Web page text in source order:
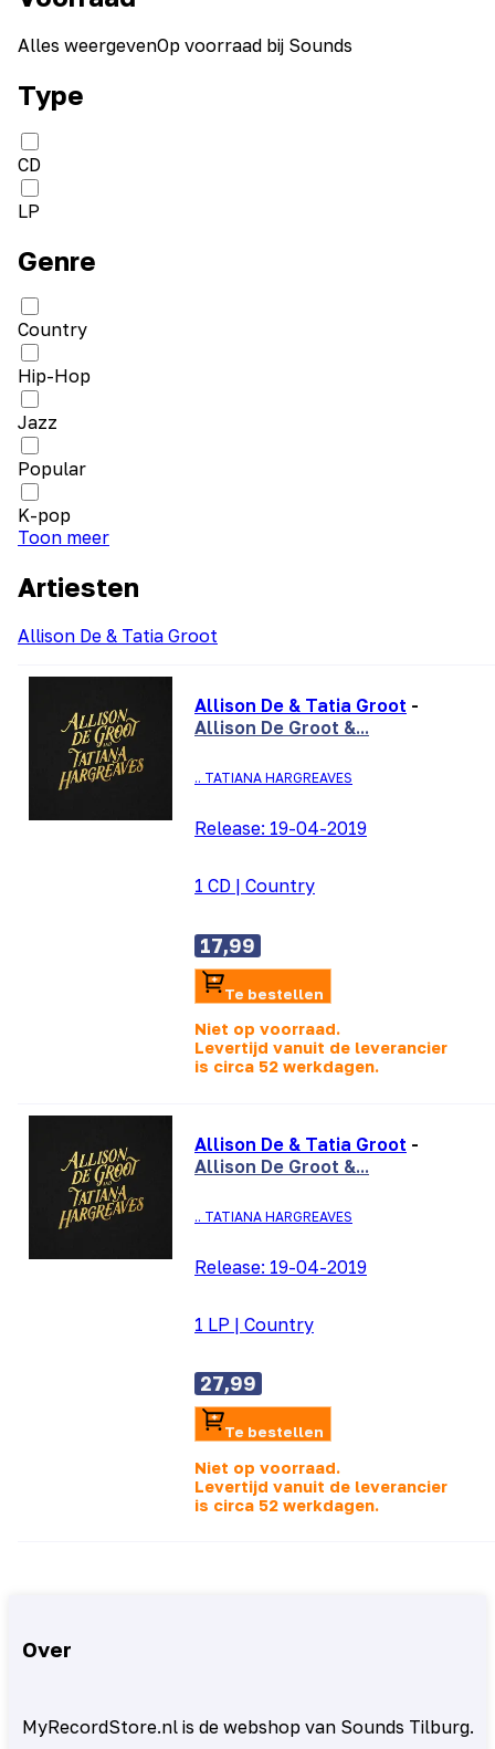
Alles weergevenOp voorraad bij Sounds
Type
CD
LP
Genre
Country
Hip-Hop
Jazz
Popular
K-pop
Toon meer
Artiesten
Allison De & Tatia Groot
Allison De & Tatia Groot -
Allison De Groot &...
.. TATIANA HARGREAVES
Release: 19-04-2019
1 CD | Country
17,99
Te bestellen
Niet op voorraad.
Levertijd vanuit de leverancier
is circa 52 werkdagen.
Allison De & Tatia Groot -
Allison De Groot &...
.. TATIANA HARGREAVES
Release: 19-04-2019
1 LP | Country
27,99
Te bestellen
Niet op voorraad.
Levertijd vanuit de leverancier
is circa 52 werkdagen.
Over
MyRecordStore.nl is de webshop van Sounds Tilburg.